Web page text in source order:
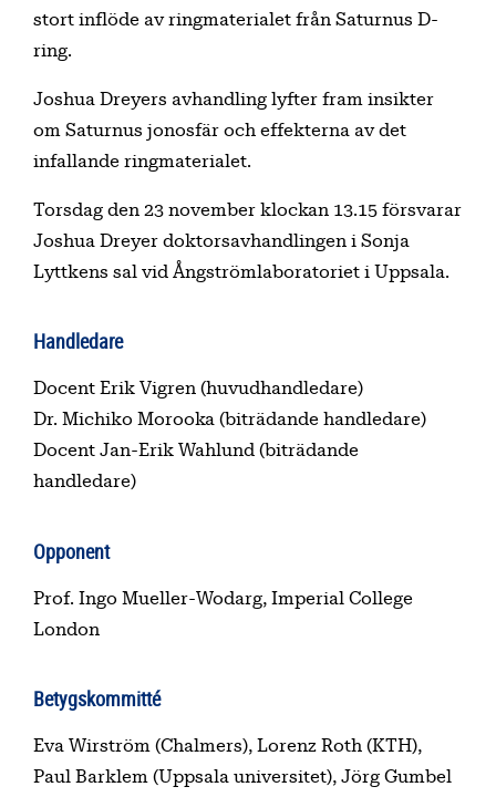
stort inflöde av ringmaterialet från Saturnus D-
ring.
Joshua Dreyers avhandling lyfter fram insikter
om Saturnus jonosfär och effekterna av det
infallande ringmaterialet.
Torsdag den 23 november klockan 13.15 försvarar
Joshua Dreyer doktorsavhandlingen i Sonja
Lyttkens sal vid Ångströmlaboratoriet i Uppsala.
Handledare
Docent Erik Vigren (huvudhandledare)
Dr. Michiko Morooka (biträdande handledare)
Docent Jan-Erik Wahlund (biträdande
handledare)
Opponent
Prof. Ingo Mueller-Wodarg, Imperial College
London
Betygskommitté
Eva Wirström (Chalmers), Lorenz Roth (KTH),
Paul Barklem (Uppsala universitet), Jörg Gumbel